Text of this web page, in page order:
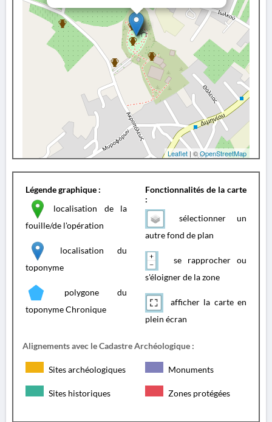
Leaflet | ©OpenStreetMap
Légende graphique :
localisation de la
fouille/de l'opération
localisation du
toponyme
polygone du
toponyme Chronique
Fonctionnalités de la carte
:
sélectionner un
autre fond de plan
se rapprocher ou
s'éloigner de la zone
afficher la carte en
plein écran
Alignements avec le Cadastre Archéologique :
Sites archéologiques Monuments
Sites historiques Zones protégées